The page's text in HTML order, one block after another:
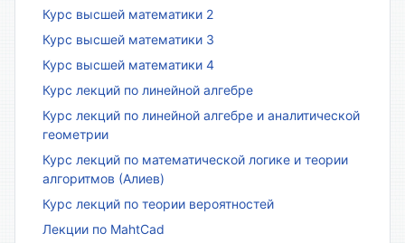
Курс высшей математики 2
Курс высшей математики 3
Курс высшей математики 4
Курс лекций по линейной алгебре
Курс лекций по линейной алгебре и аналитической
геометрии
Курс лекций по математической логике и теории
алгоритмов (Алиев)
Курс лекций по теории вероятностей
Лекции по MahtCad